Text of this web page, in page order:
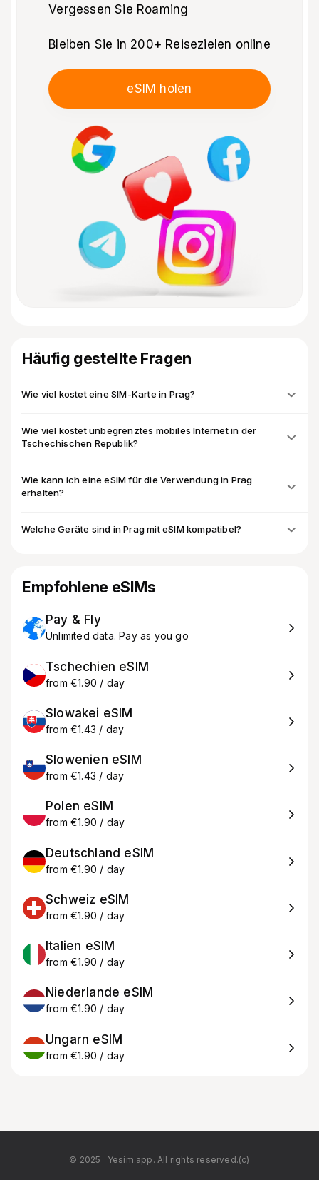
Vergessen Sie Roaming
Bleiben Sie in 200+ Reisezielen online
eSIM holen
Häufig gestellte Fragen
Wie viel kostet eine SIM-Karte in Prag?
Wie viel kostet unbegrenztes mobiles Internet in der
Tschechischen Republik?
Wie kann ich eine eSIM für die Verwendung in Prag
erhalten?
Welche Geräte sind in Prag mit eSIM kompatibel?
Empfohlene eSIMs
Pay & Fly
Unlimited data. Pay as you go
Tschechien eSIM
from €1.90 / day
Slowakei eSIM
from €1.43 / day
Slowenien eSIM
from €1.43 / day
Polen eSIM
from €1.90 / day
Deutschland eSIM
from €1.90 / day
Schweiz eSIM
from €1.90 / day
Italien eSIM
from €1.90 / day
Niederlande eSIM
from €1.90 / day
Ungarn eSIM
from €1.90 / day
© 2025 Yesim.app. All rights reserved.(c)